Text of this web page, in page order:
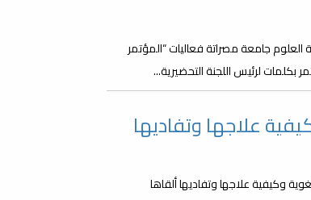
انطلقت صباح اليوم الأحد الموافق 2022/09/04م بكلية العلوم جامعة مصراتة فعاليات “المؤتمر
بكلمات لرئيس اللجنة التحضيرية...
علاجها وتفاديها
وكيفية علاجها وتفاديها ألقاها